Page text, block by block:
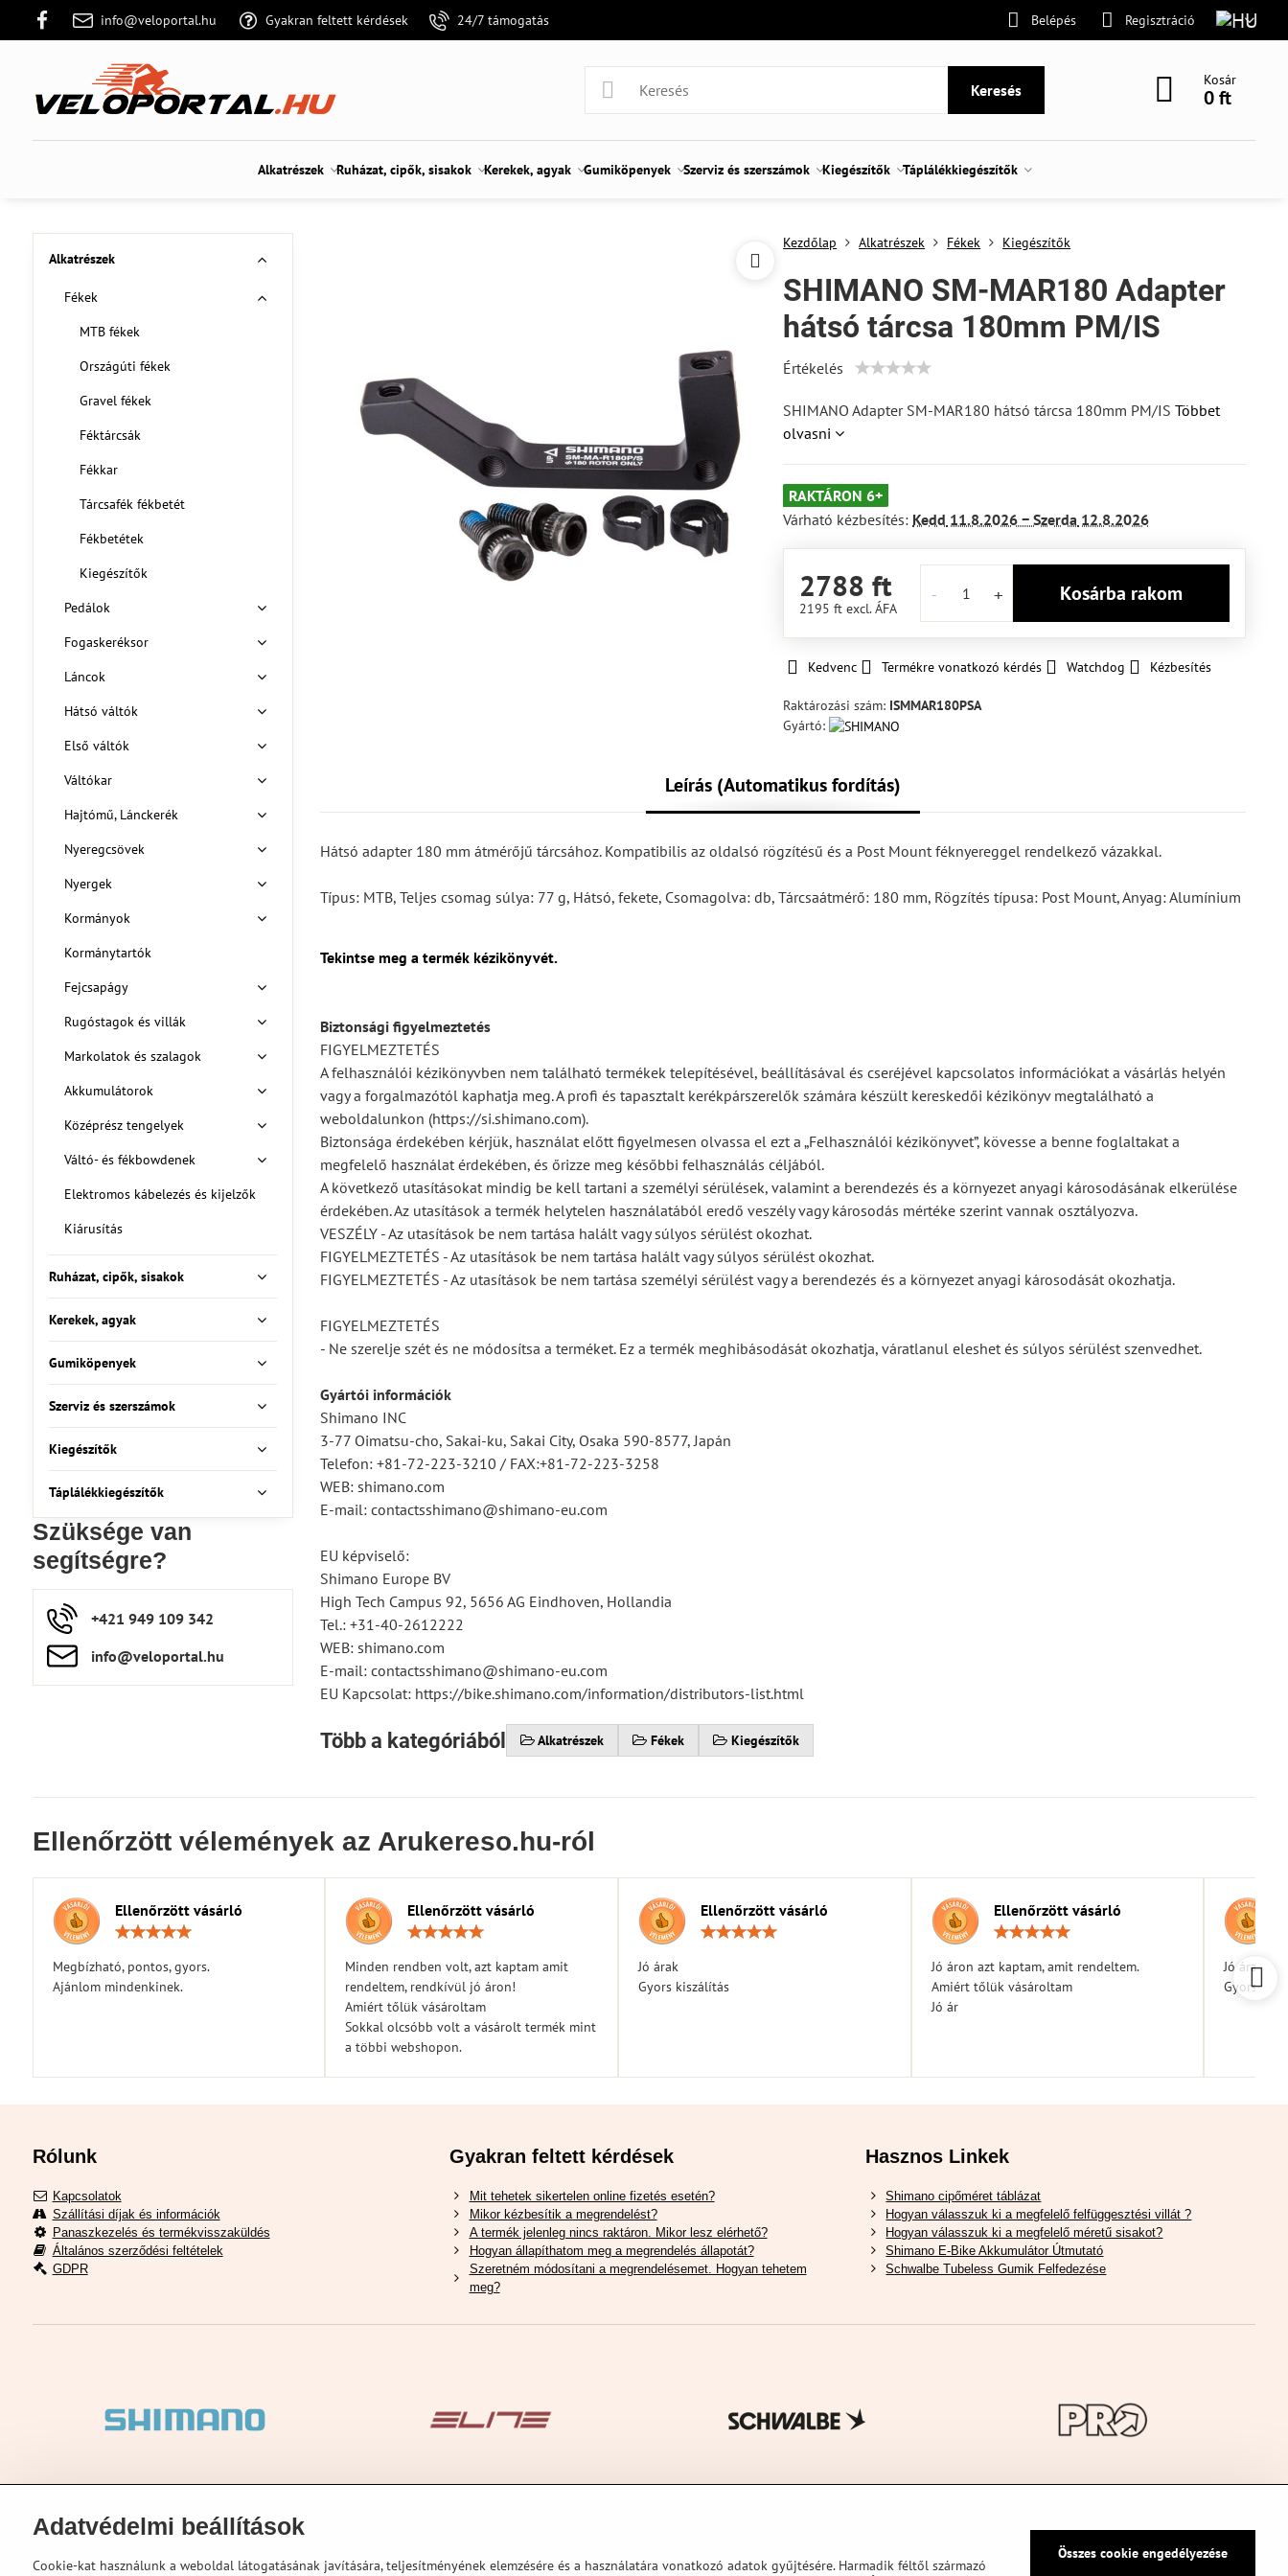
info@veloportal.hu Gyakran feltett kérdések 24/7 támogatás Belépés Regisztráció
Keresés
Kosár
0 ft
Alkatrészek Ruházat, cipők, sisakok Kerekek, agyak Gumiköpenyek Szerviz és szerszámok Kiegészítők Táplálékkiegészítők
Kezdőlap Alkatrészek Fékek Kiegészítők
SHIMANO SM-MAR180 Adapter
hátsó tárcsa 180mm PM/IS
Értékelés
SHIMANO Adapter SM-MAR180 hátsó tárcsa 180mm PM/ISTöbbet
olvasni
RAKTÁRON 6+
Várható kézbesítés: Kedd 11.8.2026 −Szerda 12.8.2026
2788 ft
2195 ftexcl. ÁFA
Kosárba rakom
Kedvenc Termékre vonatkozó kérdés Watchdog Kézbesítés
Raktározási szám: ISMMAR180PSA
Gyártó:
Leírás (Automatikus fordítás)
Hátsó adapter 180 mm átmérőjű tárcsához. Kompatibilis az oldalsó rögzítésű és a Post Mount féknyereggel rendelkező vázakkal.
Típus: MTB, Teljes csomag súlya: 77 g, Hátsó, fekete, Csomagolva: db, Tárcsaátmérő: 180 mm, Rögzítés típusa: Post Mount, Anyag: Alumínium
Tekintse meg a termék kézikönyvét.
Biztonsági figyelmeztetés
FIGYELMEZTETÉS
A felhasználói kézikönyvben nem található termékek telepítésével, beállításával és cseréjével kapcsolatos információkat a vásárlás helyén
vagy a forgalmazótól kaphatja meg. A profi és tapasztalt kerékpárszerelők számára készült kereskedői kézikönyv megtalálható a
weboldalunkon (https://si.shimano.com).
Biztonsága érdekében kérjük, használat előtt figyelmesen olvassa el ezt a „Felhasználói kézikönyvet”, kövesse a benne foglaltakat a
megfelelő használat érdekében, és őrizze meg későbbi felhasználás céljából.
A következő utasításokat mindig be kell tartani a személyi sérülések, valamint a berendezés és a környezet anyagi károsodásának elkerülése
érdekében. Az utasítások a termék helytelen használatából eredő veszély vagy károsodás mértéke szerint vannak osztályozva.
VESZÉLY - Az utasítások be nem tartása halált vagy súlyos sérülést okozhat.
FIGYELMEZTETÉS - Az utasítások be nem tartása halált vagy súlyos sérülést okozhat.
FIGYELMEZTETÉS - Az utasítások be nem tartása személyi sérülést vagy a berendezés és a környezet anyagi károsodását okozhatja.
FIGYELMEZTETÉS
- Ne szerelje szét és ne módosítsa a terméket. Ez a termék meghibásodását okozhatja, váratlanul eleshet és súlyos sérülést szenvedhet.
Gyártói információk
Shimano INC
3-77 Oimatsu-cho, Sakai-ku, Sakai City, Osaka 590-8577, Japán
Telefon: +81-72-223-3210 / FAX:+81-72-223-3258
WEB: shimano.com
E-mail: contactsshimano@shimano-eu.com
EU képviselő:
Shimano Europe BV
High Tech Campus 92, 5656 AG Eindhoven, Hollandia
Tel.: +31-40-2612222
WEB: shimano.com
E-mail: contactsshimano@shimano-eu.com
EU Kapcsolat: https://bike.shimano.com/information/distributors-list.html
Több a kategóriából Alkatrészek Fékek Kiegészítők
Alkatrészek
Fékek
MTB fékek
Országúti fékek
Gravel fékek
Féktárcsák
Fékkar
Tárcsafék fékbetét
Fékbetétek
Kiegészítők
Pedálok
Fogaskeréksor
Láncok
Hátsó váltók
Első váltók
Váltókar
Hajtómű, Lánckerék
Nyeregcsövek
Nyergek
Kormányok
Kormánytartók
Fejcsapágy
Rugóstagok és villák
Markolatok és szalagok
Akkumulátorok
Középrész tengelyek
Váltó- és fékbowdenek
Elektromos kábelezés és kijelzők
Kiárusítás
Ruházat, cipők, sisakok
Kerekek, agyak
Gumiköpenyek
Szerviz és szerszámok
Kiegészítők
Táplálékkiegészítők
Szüksége van
segítségre?
+421 949 109 342
info​​@veloportal​.hu
Ellenőrzött vélemények az Arukereso.hu-ról
Ellenőrzött vásárló
Megbízható, pontos, gyors.
Ajánlom mindenkinek.
Ellenőrzött vásárló
/
5
Minden rendben volt, azt kaptam amit
rendeltem, rendkívül jó áron!
Amiért tőlük vásároltam
Sokkal olcsóbb volt a vásárolt termék mint
a többi webshopon.
Ellenőrzött vásárló
Jó árak
Gyors kiszálítás
Ellenőrzött vásárló
/
5
Jó áron azt kaptam, amit rendeltem.
Amiért tőlük vásároltam
Jó ár
Jó árak
Gyors
Rólunk
Kapcsolatok
Szállítási díjak és információk
Panaszkezelés és termékvisszaküldés
Általános szerződési feltételek
GDPR
Gyakran feltett kérdések
Mit tehetek sikertelen online fizetés esetén?
Mikor kézbesítik a megrendelést?
A termék jelenleg nincs raktáron. Mikor lesz elérhető?
Hogyan állapíthatom meg a megrendelés állapotát?
Szeretném módosítani a megrendelésemet. Hogyan tehetem
meg?
Hasznos Linkek
Shimano cipőméret táblázat
Hogyan válasszuk ki a megfelelő felfüggesztési villát ?
Hogyan válasszuk ki a megfelelő méretű sisakot?
Shimano E-Bike Akkumulátor Útmutató
Schwalbe Tubeless Gumik Felfedezése
Adatvédelmi beállítások
Cookie-kat használunk a weboldal látogatásának javítására, teljesítményének elemzésére és a használatára vonatkozó adatok gyűjtésére. Harmadik féltől származó
Összes cookie engedélyezése